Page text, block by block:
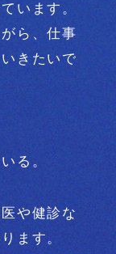
います。
ら、仕事
きたいで
る。
や健診な
ます。